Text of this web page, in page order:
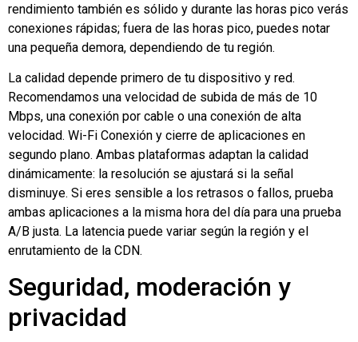
rendimiento también es sólido y durante las horas pico verás
conexiones rápidas; fuera de las horas pico, puedes notar
una pequeña demora, dependiendo de tu región.
La calidad depende primero de tu dispositivo y red.
Recomendamos una velocidad de subida de más de 10
Mbps, una conexión por cable o una conexión de alta
velocidad. Wi-Fi Conexión y cierre de aplicaciones en
segundo plano. Ambas plataformas adaptan la calidad
dinámicamente: la resolución se ajustará si la señal
disminuye. Si eres sensible a los retrasos o fallos, prueba
ambas aplicaciones a la misma hora del día para una prueba
A/B justa. La latencia puede variar según la región y el
enrutamiento de la CDN.
Seguridad, moderación y
privacidad